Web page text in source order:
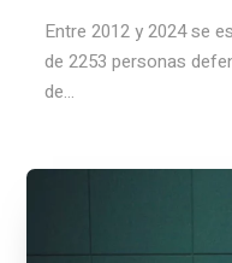
Entre 2012 y 2024 se
de 2253 personas
de...